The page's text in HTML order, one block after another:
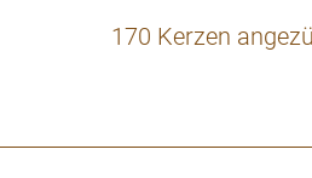
170 Kerzen